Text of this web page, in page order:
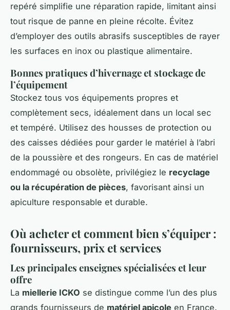
repéré simplifie une réparation rapide, limitant ainsi
tout risque de panne en pleine récolte. Évitez
d’employer des outils abrasifs susceptibles de rayer
les surfaces en inox ou plastique alimentaire.
Bonnes pratiques d’hivernage et stockage de
l’équipement
Stockez tous vos équipements propres et
complètement secs, idéalement dans un local sec
et tempéré. Utilisez des housses de protection ou
des caisses dédiées pour garder le matériel à l’abri
de la poussière et des rongeurs. En cas de matériel
endommagé ou obsolète, privilégiez le recyclage
ou la récupération de pièces, favorisant ainsi un
apiculture responsable et durable.
Où acheter et comment bien s’équiper :
fournisseurs, prix et services
Les principales enseignes spécialisées et leur
offre
La miellerie ICKO se distingue comme l’un des plus
grands fournisseurs de matériel apicole en France.